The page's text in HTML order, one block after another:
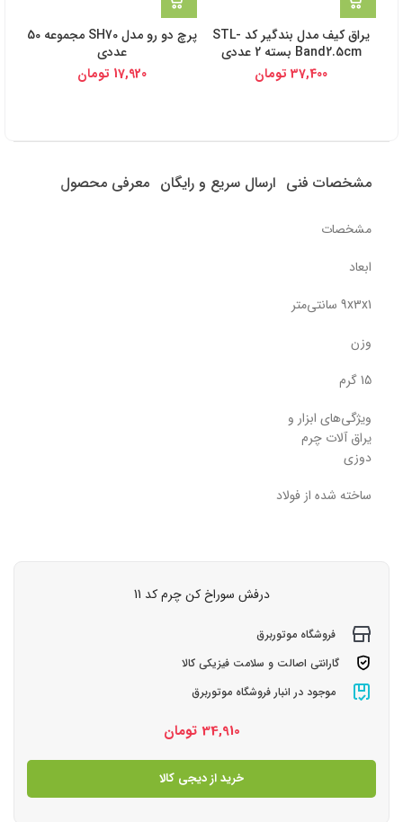
یراق کیف مدل بندگیر کد STL-
Band2.5cm بسته 2 عددی
37,400 تومان
پرچ دو رو مدل SH70 مجموعه 50
عددی
17,920 تومان
مشخصات فنی ارسال سریع و رایگان معرفی محصول
مشخصات
ابعاد
9x3x1 سانتی‌متر
وزن
15 گرم
ویژگی‌های ابزار و
یراق آلات چرم
دوزی
ساخته شده از فولاد
درفش سوراخ کن چرم کد 11
فروشگاه موتوربرق
گارانتی اصالت و سلامت فیزیکی کالا
موجود در انبار فروشگاه موتوربرق
34,910 تومان
خرید از دیجی کالا